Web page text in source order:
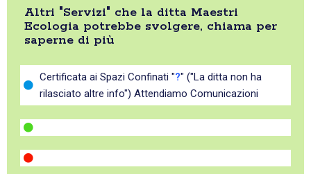
Altri "Servizi" che la ditta Maestri
Ecologia potrebbe svolgere, chiama per
saperne di più
Certificata ai Spazi Confinati "?" ("La ditta non ha
rilasciato altre info") Attendiamo Comunicazioni